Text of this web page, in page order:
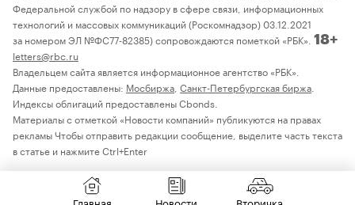
Федеральной службой по надзору в сфере связи, информационных
технологий и массовых коммуникаций (Роскомнадзор) 03.12.2021
за номером ЭЛ №ФС77-82385) сопровождаются пометкой «РБК». 18+
letters@rbc.ru
Владельцем сайта является информационное агентство «РБК».
Данные предоставлены: Мосбиржа Санкт-Петербургская биржа
Индексы облигаций предоставлены Cbonds.
Материалы с отметкой «Новости компаний» публикуются на правах
рекламы Чтобы отправить редакции сообщение, выделите часть текста
в статье и нажмите Ctrl+Enter
Главная Новости Вторичка